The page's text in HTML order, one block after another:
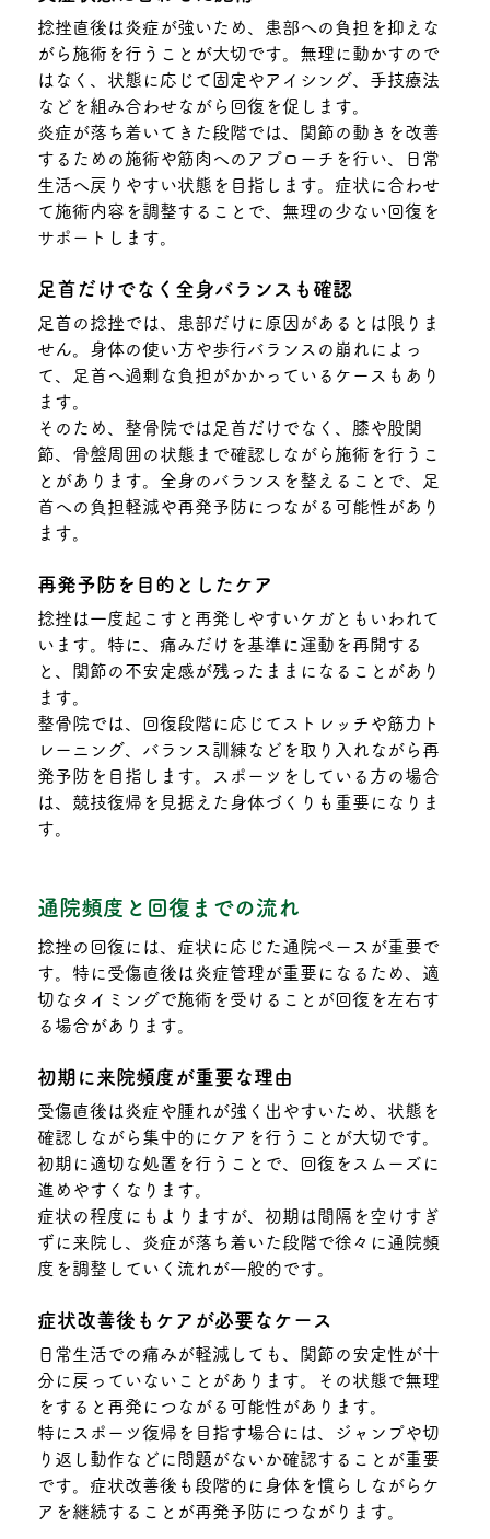
捻挫直後は炎症が強いため、患部への負担を抑えな
がら施術を行うことが大切です。無理に動かすので
はなく、状態に応じて固定やアイシング、手技療法
などを組み合わせながら回復を促します。
炎症が落ち着いてきた段階では、関節の動きを改善
するための施術や筋肉へのアプローチを行い、日常
生活へ戻りやすい状態を目指します。症状に合わせ
て施術内容を調整することで、無理の少ない回復を
サポートします。
足首だけでなく全身バランスも確認
足首の捻挫では、患部だけに原因があるとは限りま
せん。身体の使い方や歩行バランスの崩れによっ
て、足首へ過剰な負担がかかっているケースもあり
ます。
そのため、整骨院では足首だけでなく、膝や股関
節、骨盤周囲の状態まで確認しながら施術を行うこ
とがあります。全身のバランスを整えることで、足
首への負担軽減や再発予防につながる可能性があり
ます。
再発予防を目的としたケア
捻挫は一度起こすと再発しやすいケガともいわれて
います。特に、痛みだけを基準に運動を再開する
と、関節の不安定感が残ったままになることがあり
ます。
整骨院では、回復段階に応じてストレッチや筋力ト
レーニング、バランス訓練などを取り入れながら再
発予防を目指します。スポーツをしている方の場合
は、競技復帰を見据えた身体づくりも重要になりま
す。
通院頻度と回復までの流れ
捻挫の回復には、症状に応じた通院ペースが重要で
す。特に受傷直後は炎症管理が重要になるため、適
切なタイミングで施術を受けることが回復を左右す
る場合があります。
初期に来院頻度が重要な理由
受傷直後は炎症や腫れが強く出やすいため、状態を
確認しながら集中的にケアを行うことが大切です。
初期に適切な処置を行うことで、回復をスムーズに
進めやすくなります。
症状の程度にもよりますが、初期は間隔を空けすぎ
ずに来院し、炎症が落ち着いた段階で徐々に通院頻
度を調整していく流れが一般的です。
症状改善後もケアが必要なケース
日常生活での痛みが軽減しても、関節の安定性が十
分に戻っていないことがあります。その状態で無理
をすると再発につながる可能性があります。
特にスポーツ復帰を目指す場合には、ジャンプや切
り返し動作などに問題がないか確認することが重要
です。症状改善後も段階的に身体を慣らしながらケ
アを継続することが再発予防につながります。